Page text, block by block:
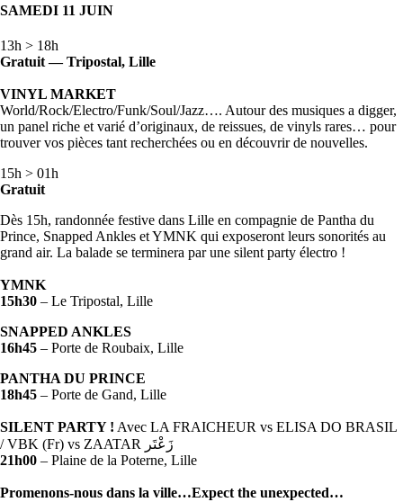
SAMEDI 11 JUIN
13h > 18h
Gratuit — Tripostal, Lille
VINYL MARKET
World/Rock/Electro/Funk/Soul/Jazz…. Autour des musiques a digger,
un panel riche et varié d’originaux, de reissues, de vinyls rares… pour
trouver vos pièces tant recherchées ou en découvrir de nouvelles.
15h > 01h
Gratuit
Dès 15h, randonnée festive dans Lille en compagnie de Pantha du
Prince, Snapped Ankles et YMNK qui exposeront leurs sonorités au
grand air. La balade se terminera par une silent party électro !
YMNK
15h30 – Le Tripostal, Lille
SNAPPED ANKLES
16h45 – Porte de Roubaix, Lille
PANTHA DU PRINCE
18h45 – Porte de Gand, Lille
SILENT PARTY ! Avec LA FRAICHEUR vs ELISA DO BRASIL
/ VBK (Fr) vs ZAATAR زَعْتَر
21h00 – Plaine de la Poterne, Lille
Promenons-nous dans la ville…Expect the unexpected…